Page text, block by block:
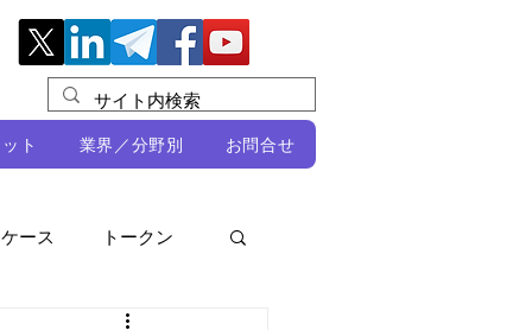
ト 業界／分野別 お問合せ
ース トークン